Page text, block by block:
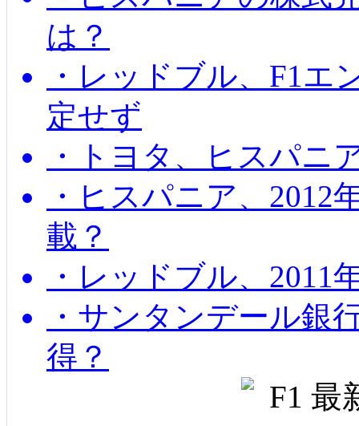
は？
・レッドブル、F1エ
定せず
・トヨタ、ヒスパニ
・ヒスパニア、2012
載？
・レッドブル、2011
・サンタンデール銀
得？